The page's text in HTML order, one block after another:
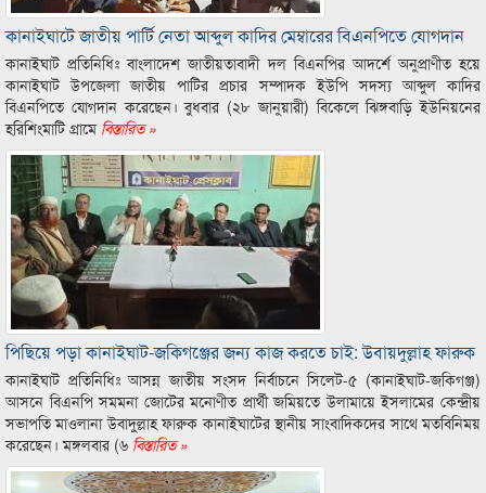
কানাইঘাটে জাতীয় পার্টি নেতা আব্দুল কাদির মেম্বারের বিএনপিতে যোগদান
কানাইঘাট প্রতিনিধিঃ বাংলাদেশ জাতীয়তাবাদী দল বিএনপির আদর্শে অনুপ্রাণীত হয়ে
কানাইঘাট উপজেলা জাতীয় পাটির প্রচার সম্পাদক ইউপি সদস্য আব্দুল কাদির
বিএনপিতে যোগদান করেছেন। বুধবার (২৮ জানুয়ারী) বিকেলে ঝিঙ্গবাড়ি ইউনিয়নের
হরিশিংমাটি গ্রামে বিস্তারিত »
পিছিয়ে পড়া কানাইঘাট-জকিগঞ্জের জন্য কাজ করতে চাই: উবায়দুল্লাহ ফারুক
কানাইঘাট প্রতিনিধিঃ আসন্ন জাতীয় সংসদ নির্বাচনে সিলেট-৫ (কানাইঘাট-জকিগঞ্জ)
আসনে বিএনপি সমমনা জোটের মনোণীত প্রার্থী জমিয়তে উলামায়ে ইসলামের কেন্দ্রীয়
সভাপতি মাওলানা উবাদুল্লাহ ফারুক কানাইঘাটের স্থানীয় সাংবাদিকদের সাথে মতবিনিময়
করেছেন। মঙ্গলবার (৬ বিস্তারিত »